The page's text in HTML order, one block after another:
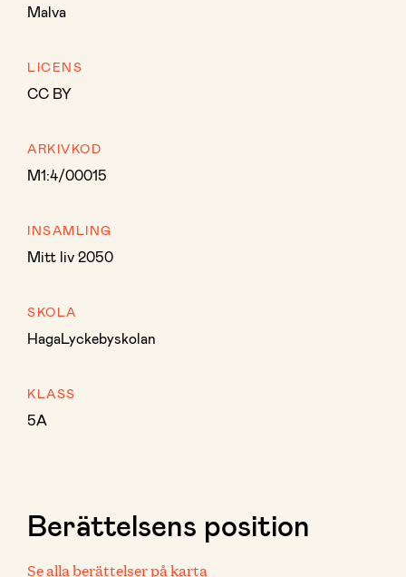
Malva
LICENS
CC BY
ARKIVKOD
M1:4/00015
INSAMLING
Mitt liv 2050
SKOLA
HagaLyckebyskolan
KLASS
5A
Berättelsens position
Se alla berättelser på karta